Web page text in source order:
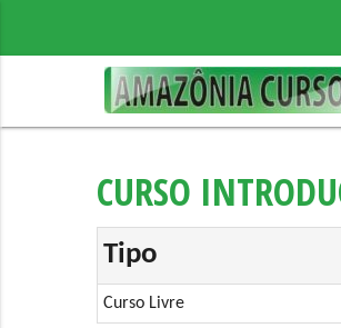
CURSO
Tipo
Curso Livre